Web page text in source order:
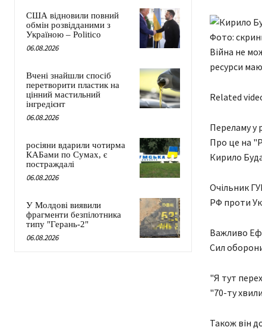
США відновили повний
обмін розвідданими з
Україною – Politico
06.08.2026
Вчені знайшли спосіб
перетворити пластик на
цінний мастильний
інгредієнт
06.08.2026
росіяни вдарили чотирма
КАБами по Сумах, є
постраждалі
06.08.2026
У Молдові виявили
фрагменти безпілотника
типу "Герань-2"
06.08.2026
Фото:
Війна не
ресурси
Related
Переламу у
Про це на
Кирило
Очільник
РФ проти
Важливо
Сил
"Я тут
"70-ту
Також він